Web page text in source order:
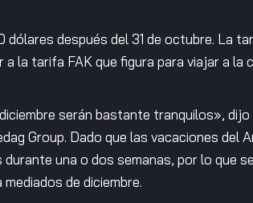
después del 31 de octubre. La
la tarifa FAK que figura para viajar a
serán bastante tranquilos»,
Group. Dado que las vacaciones del
una o dos semanas, por lo que
de diciembre.